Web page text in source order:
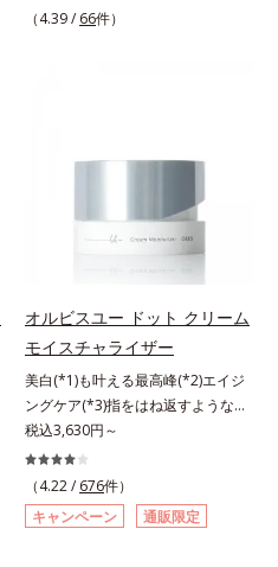
チタン配合＝カバー力向上成分*3
した肌科学エイジングケア(*3)シリ
研究を進めたところ、弾力感のない
み(*6)などが現れている状態である
「透明感のなさ」が現れることで大
人の肌印象に大きな影響を与えてい
ることが分かりました。そこでオル
ビスユー ドットシリーズは美容成
分(*7)として「G.D.F.アクティベー
ター(*8)」を配合。そして、従来か
ら配合している美白有効成分「トラ
ネキサム酸」を配合しました。さら
に、シリーズ共通の美容成分(*7)
「GLルートブースター(*9)」を配合
することで、肌のふっくら感や透明
感を叶えます。美白ケアしながら多
（4.39 / 66件）
オルビスユー ドット クリーム
モイスチャライザー
美白(*1)も叶える最高峰(*2)エイジ
ングケア(*3)指をはね返すような弾
力感が宿るハリ感 濃密フィットク
リーム。ハリも透明感(*4)も結果主
義。年齢サイン(*5)の因子に着目し
た肌科学エイジングケア(*3)シリー
ズ。オルビスユー ドットシリーズ
税込3,630円～
（4.22 / 676件）
キャンペーン
通販限定